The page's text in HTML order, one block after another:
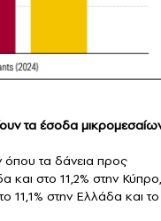
τα έσοδα
όπου τα δάνεια προς
και στο 11,2% στην Κύπρο,
11,1% στην Ελλάδα και το